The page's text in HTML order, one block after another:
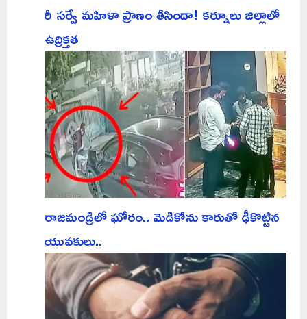
రీ సర్వే మహిళా ప్రాణం తీసిందా! కర్నూలు జిల్లాలో
ఉద్రిక్తత
రాజమండ్రిలో ఘోరం.. మెడికోను కారుతో ఢీకొట్టిన
యువకులు..